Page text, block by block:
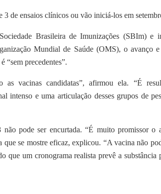
3 de ensaios clínicos ou vão iniciá-los em
Brasileira de Imunizações (SBIm) e
Mundial de Saúde (OMS), o avanço
“sem precedentes”.
vacinas candidatas”, afirmou ela. “É
intenso e uma articulação desses grupos de
não pode ser encurtada. “É muito promissor o
se mostre eficaz, explicou. “A vacina não
que um cronograma realista prevê a substância